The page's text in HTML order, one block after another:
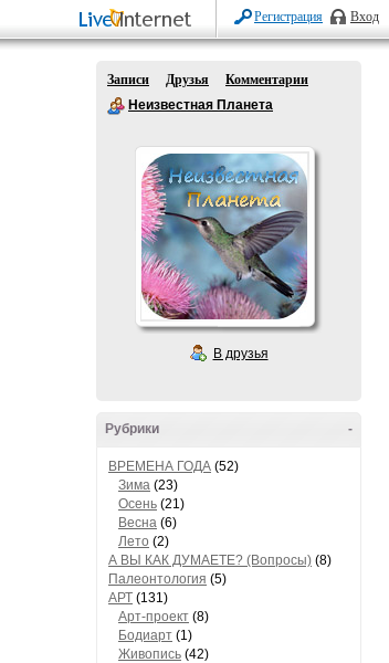
Регистрация Вход
Записи Друзья
Комментарии
Неизвестная Планета
В друзья
-
Рубрики
ВРЕМЕНА ГОДА (52)
Зима (23)
Осень (21)
Весна (6)
Лето (2)
А ВЫ КАК ДУМАЕТЕ? (Вопросы) (8)
Палеонтология (5)
АРТ (131)
Арт-проект (8)
Бодиарт (1)
Живопись (42)